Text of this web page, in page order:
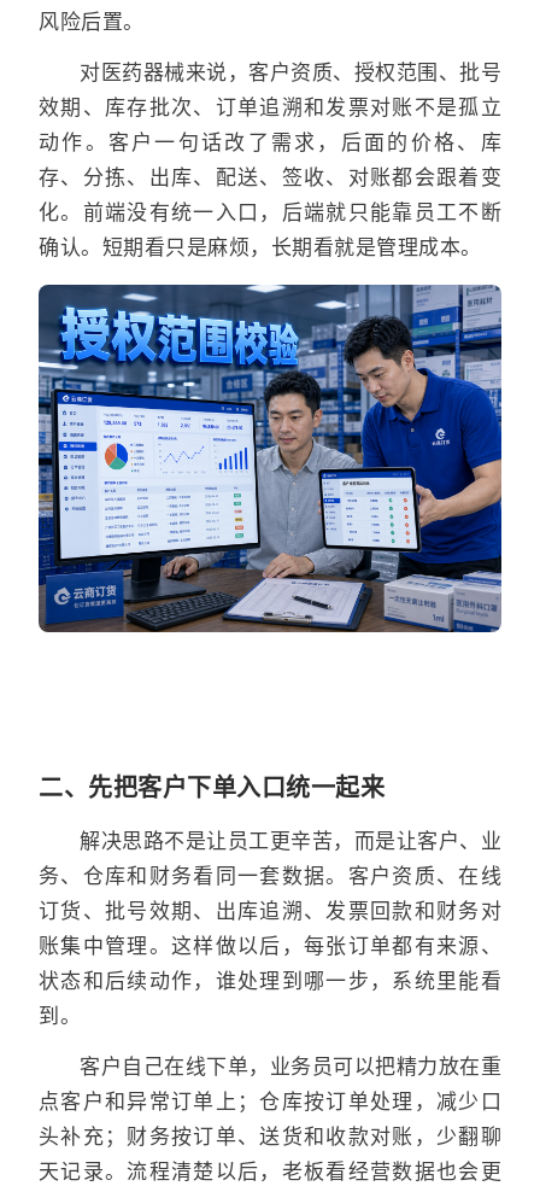
风险后置。
对医药器械来说，客户资质、授权范围、批号
效期、库存批次、订单追溯和发票对账不是孤立
动作。客户一句话改了需求，后面的价格、库
存、分拣、出库、配送、签收、对账都会跟着变
化。前端没有统一入口，后端就只能靠员工不断
确认。短期看只是麻烦，长期看就是管理成本。
二、先把客户下单入口统一起来
解决思路不是让员工更辛苦，而是让客户、业
务、仓库和财务看同一套数据。客户资质、在线
订货、批号效期、出库追溯、发票回款和财务对
账集中管理。这样做以后，每张订单都有来源、
状态和后续动作，谁处理到哪一步，系统里能看
到。
客户自己在线下单，业务员可以把精力放在重
点客户和异常订单上；仓库按订单处理，减少口
头补充；财务按订单、送货和收款对账，少翻聊
天记录。流程清楚以后，老板看经营数据也会更